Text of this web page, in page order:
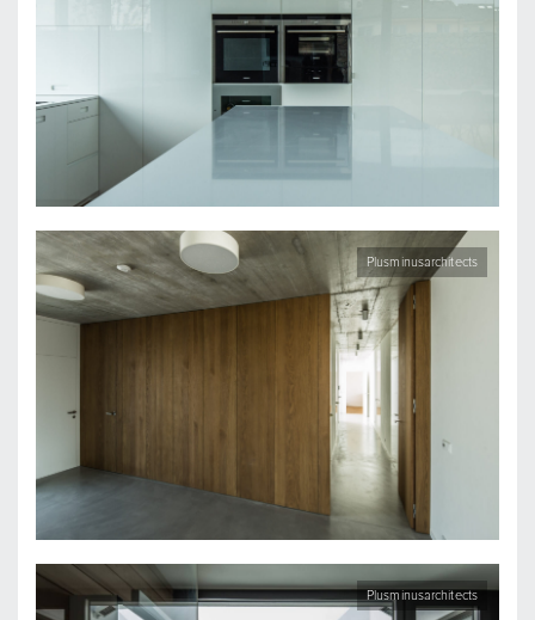
Plusminusarchitects
Plusminusarchitects